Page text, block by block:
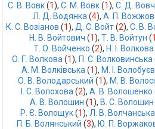
С. В. Вовк (1), С. М. Вовк (1), С. Д.
Л. Д. Водянка (4), А. П. Вожжов
К. С. Возіанов (1), Д. С. Войт (2), С. В.
Н. В. Войтович (1), Т. В. Войтун (1
Т. О. Войченко (2), Н. І. Волкова
О. Г. Волкова (1), П. С. Волковинська
А. М. Волківська (1), М. І. Волобуєв
О. В. Володарський (1), М. В.
І. С. Волохова (2), А. В. Волошенко
А. В. Волошин (1), В. С. Волошин
Р. Є. Волощук (1), Л. В. Волчанська
П. Б. Волянський (3), Ю. П.